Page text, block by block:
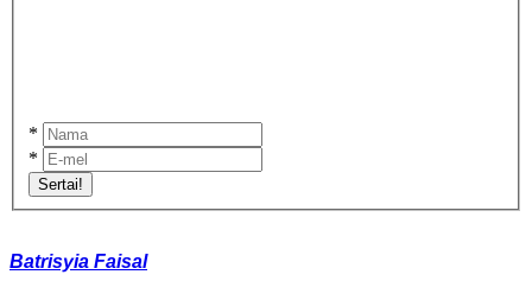
*
*
Sertai!
Batrisyia Faisal